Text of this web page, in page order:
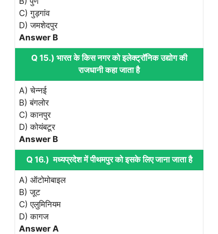
C) गुड़गांव
D) जमशेदपुर
Answer B
Q 15.) भारत के किस नगर को इलेक्ट्रॉनिक उद्योग की
राजधानी कहा जाता है
A) चेन्नई
B) बंगलोर
C) कानपुर
D) कोयंबटूर
Answer B
Q 16.) मध्यप्रदेश में पीथमपुर को इसके लिए जाना जाता है
A) ऑटोमोबाइल
B) जूट
C) एलुमिनियम
D) कागज
Answer A